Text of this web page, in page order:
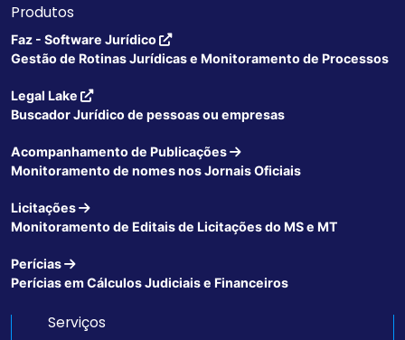
Produtos
Faz - Software Jurídico
Gestão de Rotinas Jurídicas e Monitoramento de Processos
Legal Lake
Buscador Jurídico de pessoas ou empresas
Acompanhamento de Publicações
Monitoramento de nomes nos Jornais Oficiais
Licitações
Monitoramento de Editais de Licitações do MS e MT
Perícias
Perícias em Cálculos Judiciais e Financeiros
Serviços